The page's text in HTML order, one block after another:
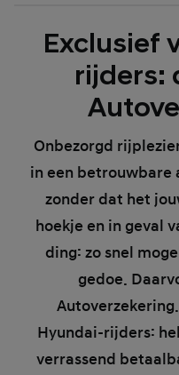
Exclusief
rijders:
Onbezorgd
in een betrouwbare
zonder dat het
hoekje en in geval
ding: zo snel
gedoe.
Hyundai-rijders:
verrassend